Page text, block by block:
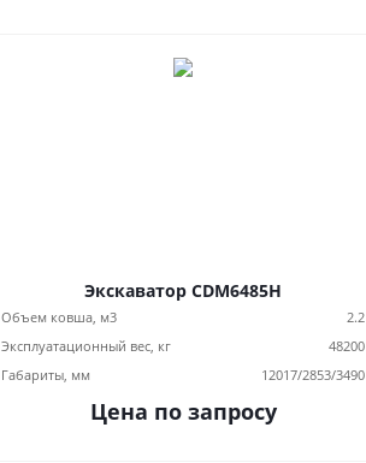
Экскаватор CDM6485H
Объем ковша, м3
2.2
Эксплуатационный вес, кг
48200
Габариты, мм
12017/2853/3490
Цена по запросу